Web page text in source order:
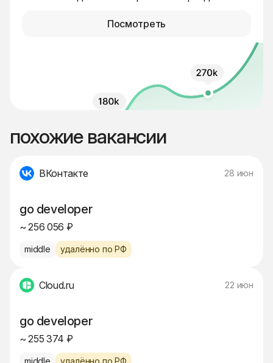
Посмотреть
похожие вакансии
ВКонтакте 28 июн
go developer
~ 256 056 ₽
middle удалённо по РФ
Cloud.ru 22 июн
go developer
~ 255 374 ₽